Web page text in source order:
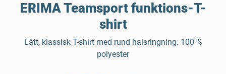
ERIMA Teamsport funktions-T-
shirt
Lätt, klassisk T-shirt med rund halsringning. 100 %
polyester